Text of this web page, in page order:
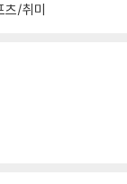
츠/취미